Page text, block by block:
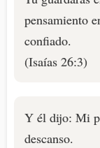
pensamiento
confiado.
(Isaías 26:3)
Y él dijo: Mi
descanso.